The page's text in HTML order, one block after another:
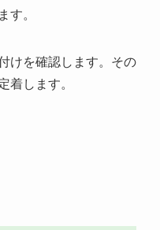
す。
けを確認します。その
着します。